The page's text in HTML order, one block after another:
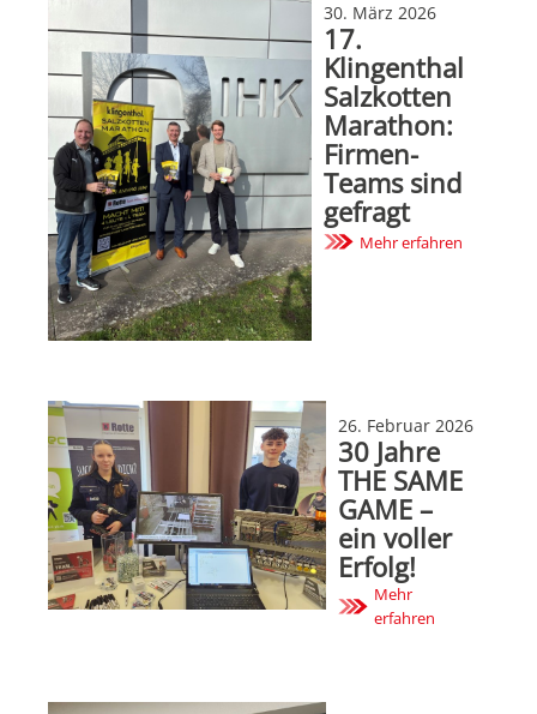
30. März 2026
17.
Klingenthal
Salzkotten
Marathon:
Firmen-
Teams sind
gefragt
Mehr erfahren
26. Februar 2026
30 Jahre
THE SAME
GAME –
ein voller
Erfolg!
Mehr
erfahren